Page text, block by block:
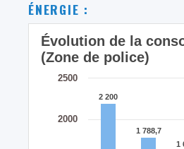
ÉNERGIE :
Évolution de la
(Zone de police)
2000
2500
2 200
2 200
1 788,7
1 788,7
1
1